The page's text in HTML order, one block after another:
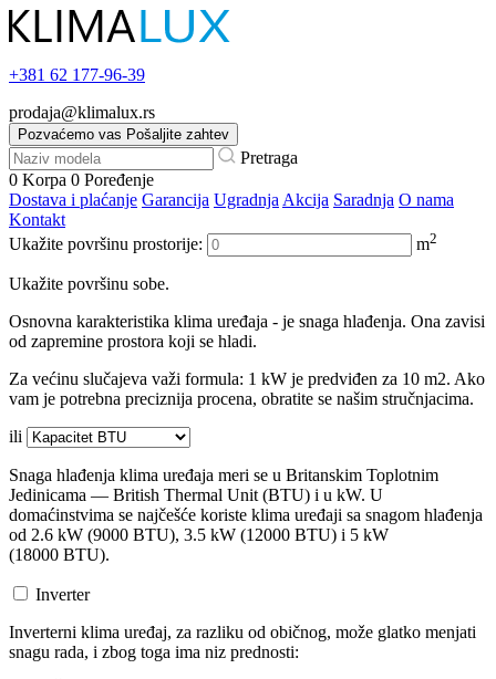
+381 62 177-96-39
prodaja@klimalux.rs
Pozvaćemo vas Pošaljite zahtev
Pretraga
0 Korpa 0 Poređenje
Dostava i plaćanje Garancija Ugradnja Akcija Saradnja O nama
Kontakt
Ukažite površinu prostorije:
m2
Ukažite površinu sobe.
Osnovna karakteristika klima uređaja - je snaga hlađenja. Ona zavisi
od zapremine prostora koji se hladi.
Za većinu slučajeva važi formula: 1 kW je predviđen za 10 m2. Ako
vam je potrebna preciznija procena, obratite se našim stručnjacima.
ili
Snaga hlađenja klima uređaja meri se u Britanskim Toplotnim
Jedinicama — British Thermal Unit (BTU) i u kW. U
domaćinstvima se najčešće koriste klima uređaji sa snagom hlađenja
od 2.6 kW (9000 BTU), 3.5 kW (12000 BTU) i 5 kW
(18000 BTU).
Inverter
Inverterni klima uređaj, za razliku od običnog, može glatko menjati
snagu rada, i zbog toga ima niz prednosti: